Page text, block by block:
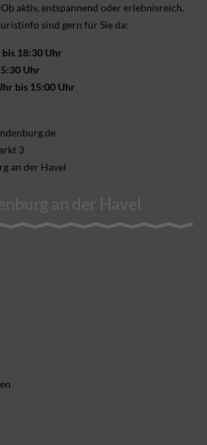
aktiv, ent­spannend oder erlebnis­reich.
sind gern für Sie da:
18:30 Uhr
Uhr
bis 15:00 Uhr
3
an der Havel
an der Havel